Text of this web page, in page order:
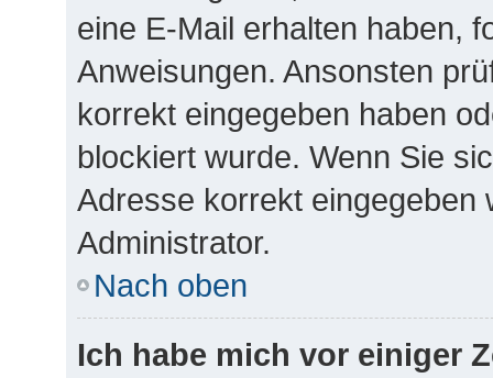
eine E-Mail erhalten haben,
Anweisungen. Ansonsten
korrekt eingegeben haben
blockiert wurde. Wenn Sie
Adresse korrekt eingegeben
Administrator.
Nach oben
Ich habe mich vor einiger